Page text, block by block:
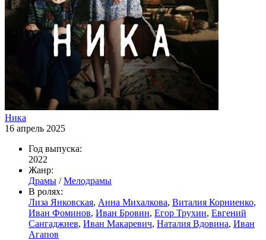
Ника
16 апрель 2025
Год выпуска:
2022
Жанр:
Драмы /Мелодрамы
В ролях:
Лиза Янковская, Анна Михалкова, Виталия Корниенко,
Иван Фоминов, Иван Бровин, Егор Трухин, Евгений
Сангаджиев, Иван Макаревич, Наталия Вдовина, Иван
Агапов